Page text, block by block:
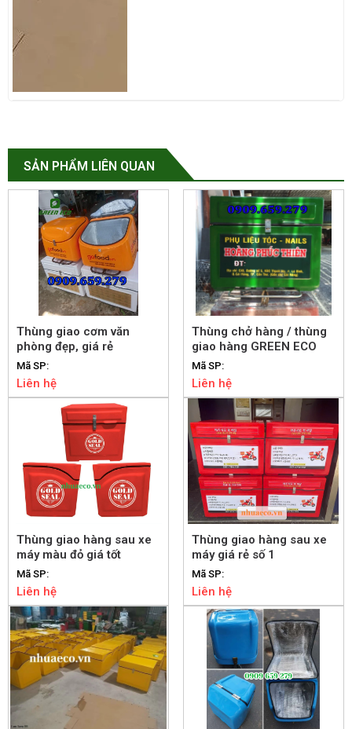
SẢN PHẨM LIÊN QUAN
Thùng giao cơm văn
phòng đẹp, giá rẻ
Mã SP:
Liên hệ
Thùng chở hàng / thùng
giao hàng GREEN ECO
Mã SP:
Liên hệ
Thùng giao hàng sau xe
máy màu đỏ giá tốt
Mã SP:
Liên hệ
Thùng giao hàng sau xe
máy giá rẻ số 1
Mã SP:
Liên hệ